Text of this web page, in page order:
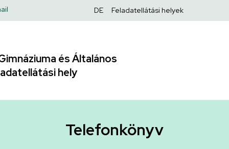
Felső
DE Feladatellátási helyek
és Általános
hely
Telefonkönyv